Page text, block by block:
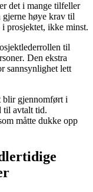
det i mange tilfeller
gjerne høye krav til
prosjektet, ikke minst.
til
. Den ekstra
sannsynlighet lett
blir gjennomført i
til avtalt tid.
måtte dukke opp